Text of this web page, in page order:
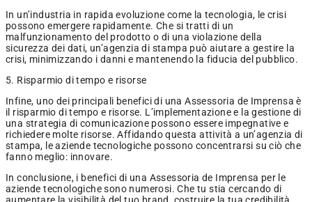
In un’industria in rapida evoluzione come la tecnologia, le crisi
possono emergere rapidamente. Che si tratti di un
malfunzionamento del prodotto o di una violazione della
sicurezza dei dati, un’agenzia di stampa può aiutare a gestire la
crisi, minimizzando i danni e mantenendo la fiducia del pubblico.
5. Risparmio di tempo e risorse
Infine, uno dei principali benefici di una Assessoria de Imprensa è
il risparmio di tempo e risorse. L’implementazione e la gestione di
una strategia di comunicazione possono essere impegnative e
richiedere molte risorse. Affidando questa attività a un’agenzia di
stampa, le aziende tecnologiche possono concentrarsi su ciò che
fanno meglio: innovare.
In conclusione, i benefici di una Assessoria de Imprensa per le
aziende tecnologiche sono numerosi. Che tu stia cercando di